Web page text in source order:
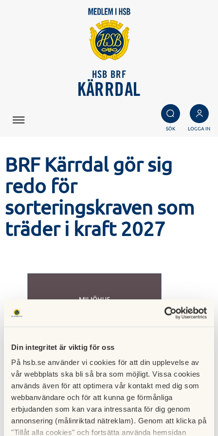
Din integritet är viktig för oss
På hsb.se använder vi cookies för att din upplevelse av
vår webbplats ska bli så bra som möjligt. Vissa cookies
används även för att optimera vår kontakt med dig som
webbanvändare och för att kunna ge förmånliga
erbjudanden som kan vara intressanta för dig genom
annonsering (målinriktad nätreklam). Genom att klicka på
"Tillåt alla cookies" och fortsätta använda hemsidan
HSB BRF
KÄRRDAL
SÖK LOGGA IN
BRF Kärrdal gör sig
redo för
sorteringskraven som
träder i kraft 2027